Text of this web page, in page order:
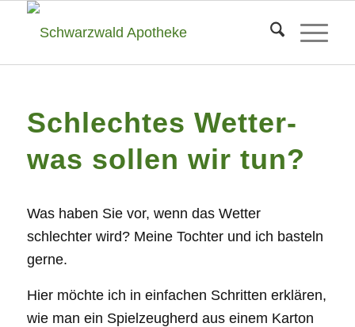
Schlechtes Wetter-
was sollen wir tun?
Was haben Sie vor, wenn das Wetter
schlechter wird? Meine Tochter und ich basteln
gerne.
Hier möchte ich in einfachen Schritten erklären,
wie man ein Spielzeugherd aus einem Karton